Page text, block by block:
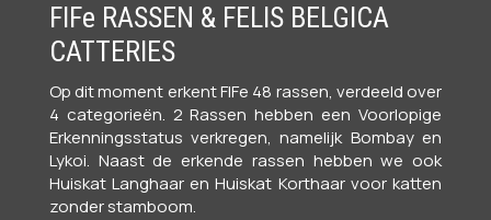
FIFe RASSEN & FELIS BELGICA
CATTERIES
Op dit moment erkent FIFe 48 rassen, verdeeld over
4 categorieën. 2 Rassen hebben een Voorlopige
Erkenningsstatus verkregen, namelijk Bombay en
Lykoi. Naast de erkende rassen hebben we ook
Huiskat Langhaar en Huiskat Korthaar voor katten
zonder stamboom.